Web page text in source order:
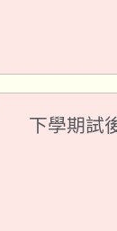
下學期試